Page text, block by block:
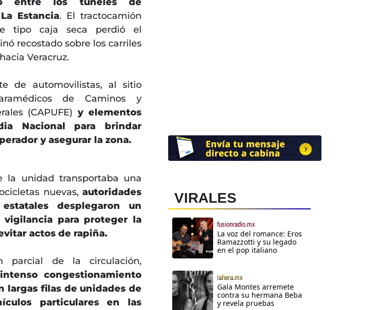
Estancia. El tractocamión
tipo caja seca perdió el
recostado sobre los carriles
Veracruz.
de automovilistas, al sitio
de Caminos y
(CAPUFE)y elementos
Nacional para brindar
y asegurar la zona.
la unidad transportaba una
nuevas, autoridades
desplegaron un
vigilancia para proteger la
actos de rapiña.
parcial de la circulación,
congestionamiento
largas filas de unidades de
particulares en las
VIRALES
fusionradio.mx
La voz del romance: Eros
Ramazzotti y su legado
en el pop italiano
lafiera.mx
Gala Montes arremete
contra su hermana Beba
y revela pruebas